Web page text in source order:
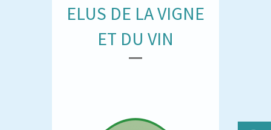
ELUS DE LA VIGNE
ET DU VIN